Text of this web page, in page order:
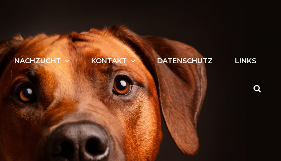
NACHZUCHT KONTAKT DATENSCHUTZ LINKS